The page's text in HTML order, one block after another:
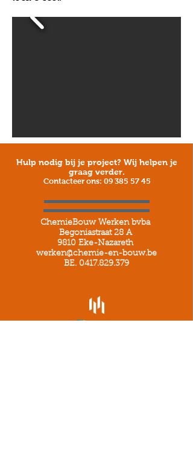
Hulp nodig bij je project? Wij helpen je
graag verder.
Contacteer ons: 09 385 57 45
ChemieBouw Werken bvba
Begoniastraat 28 A
9810 Eke-Nazareth
werken@chemie-en-bouw.be
BE. 0417.829.379